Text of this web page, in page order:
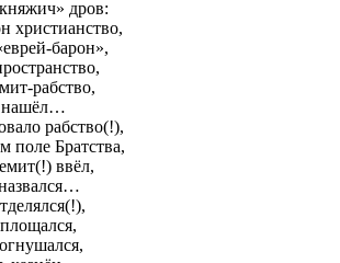
дров:
христианство,
барон»,
рабство,
нашёл…
рабство(!),
поле Братства,
ввёл,